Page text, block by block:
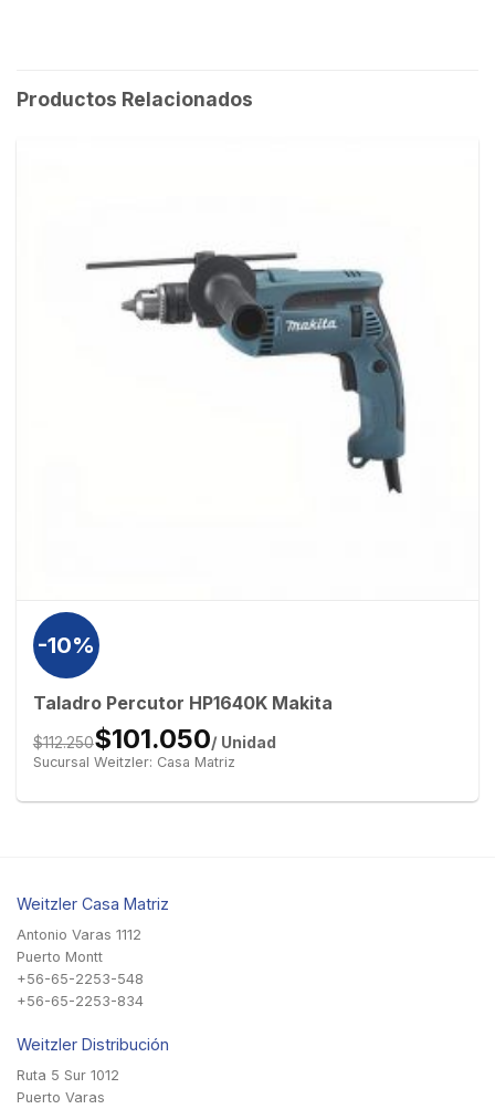
Productos Relacionados
-10%
Taladro Percutor HP1640K Makita
$112.250$101.050/ Unidad
Sucursal Weitzler: Casa Matriz
Weitzler Casa Matriz
Antonio Varas 1112
Puerto Montt
+56-65-2253-548
+56-65-2253-834
Weitzler Distribución
Ruta 5 Sur 1012
Puerto Varas